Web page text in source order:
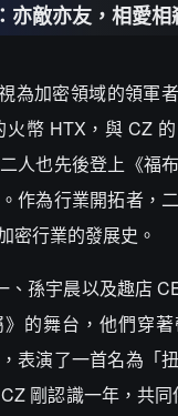
亦敵亦友，相愛相
為加密領域的領軍
幣 HTX，與 CZ
人也先後登上《福
作為行業開拓者，
密行業的發展史。
、孫宇晨以及趣店
的舞台，他們穿
表演了一首名為「
剛認識一年，共